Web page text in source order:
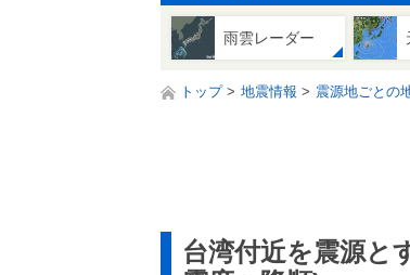
雨雲レーダー
トップ 地震情報 震源地ごとの
台湾付近を震源と